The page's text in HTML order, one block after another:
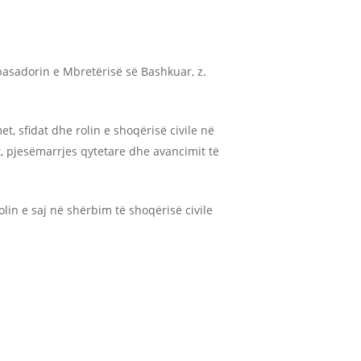
e Mbretërisë së Bashkuar, z.
sfidat dhe rolin e shoqërisë civile në
qytetare dhe avancimit të
e saj në shërbim të shoqërisë civile